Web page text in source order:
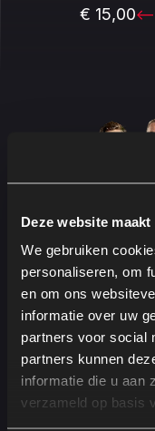
Deze website
We gebruiken
personaliseren, om
en om ons
informatie over uw
partners voor social
partners kunnen
informatie die u aan
verzameld op basis
€ 15,00
Altijd de
Veilig online